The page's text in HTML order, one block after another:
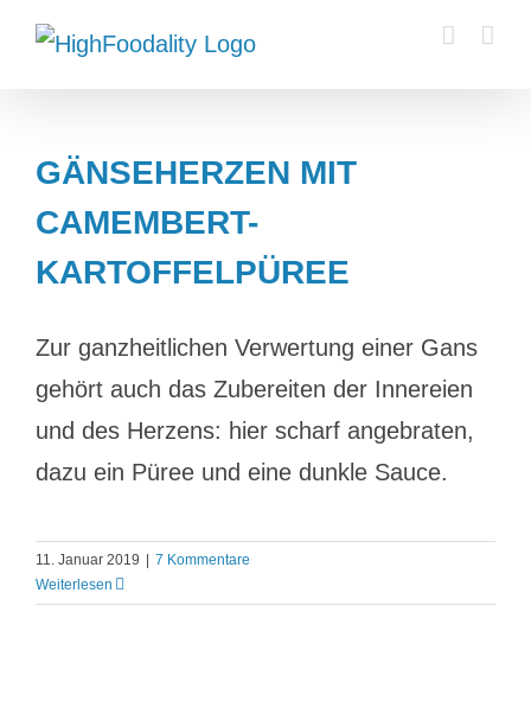
Zum
Inhalt
GÄNSEHERZEN MIT
CAMEMBERT-
KARTOFFELPÜREE
Zur ganzheitlichen Verwertung einer Gans
gehört auch das Zubereiten der Innereien
und des Herzens: hier scharf angebraten,
dazu ein Püree und eine dunkle Sauce.
11. Januar 2019
7 Kommentare
Weiterlesen